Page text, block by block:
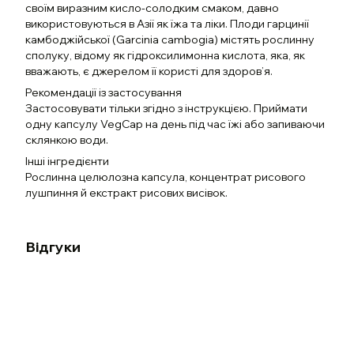
своїм виразним кисло-солодким смаком, давно
використовуються в Азії як їжа та ліки. Плоди гарцинії
камбоджійської (Garcinia cambogia) містять рослинну
сполуку, відому як гідроксилимонна кислота, яка, як
вважають, є джерелом її користі для здоров’я.
Рекомендації із застосування
Застосовувати тільки згідно з інструкцією. Приймати
одну капсулу VegCap на день під час їжі або запиваючи
склянкою води.
Інші інгредієнти
Рослинна целюлозна капсула, концентрат рисового
лушпиння й екстракт рисових висівок.
Відгуки